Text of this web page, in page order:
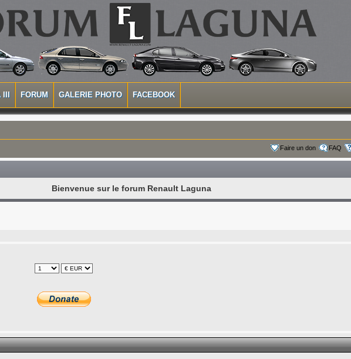
III FORUM GALERIE PHOTO FACEBOOK
Faire un don FAQ
Bienvenue sur le forum Renault Laguna